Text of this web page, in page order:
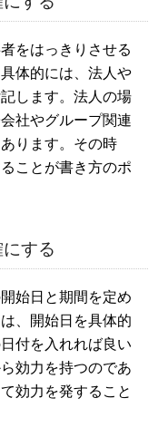
をはっきりさせる
体的には、法人や
します。法人の場
社やグループ関連
ります。その時
ことが書き方のポ
する
始日と期間を定め
、開始日を具体的
付を入れれば良い
効力を持つのであ
効力を発すること